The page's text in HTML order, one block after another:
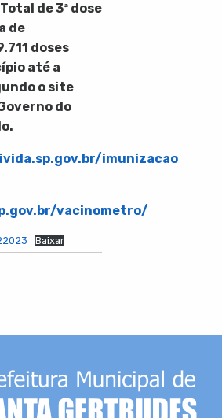
de 3ª dose
de
doses
até a
o site
do
imunizacao
vacinometro/
Baixar